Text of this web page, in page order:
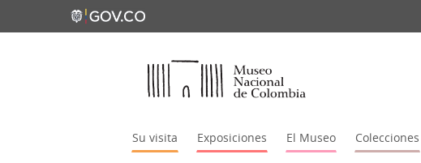
Su visita Exposiciones El Museo Colecciones